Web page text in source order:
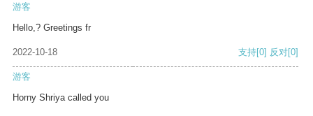
游客
Hello,? Greetings fr
2022-10-18 支持[0] 反对[0]
游客
Horny Shriya called you